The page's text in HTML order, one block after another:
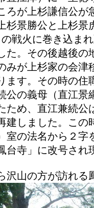
ろが上杉謙信公が
杉景勝公と上杉景
戦火に巻き込ま
た。その後越後の
みが上杉家の会津
ます。その時の住
公の義母（直江景
ため、直江兼続公
建しました。この
室の法名から２字
台寺」に改号され
沢山の方が訪れる